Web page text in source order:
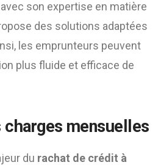
avec son expertise en matière
des solutions adaptées
les emprunteurs peuvent
plus fluide et efficace de
mensuelles
du rachat de crédit à